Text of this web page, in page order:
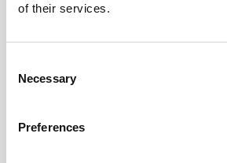
of their services.
Selection
Necessary
Preferences